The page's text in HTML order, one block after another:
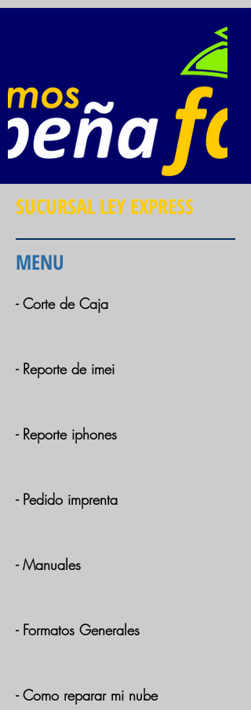
SUCURSAL LEY EXPRESS
MENU
- Corte de Caja
- Reporte de imei
- Reporte iphones
- Pedido imprenta
- Manuales
- Formatos Generales
- Como reparar mi nube